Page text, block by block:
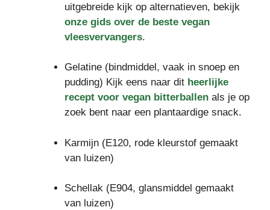
uitgebreide kijk op alternatieven, bekijk
onze gids over de beste vegan
vleesvervangers.
Gelatine (bindmiddel, vaak in snoep en
pudding) Kijk eens naar dit heerlijke
recept voor vegan bitterballenals je op
zoek bent naar een plantaardige snack.
Karmijn (E120, rode kleurstof gemaakt
van luizen)
Schellak (E904, glansmiddel gemaakt
van luizen)